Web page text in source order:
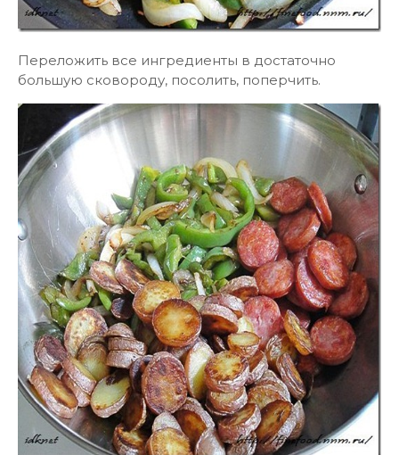
Переложить все ингредиенты в достаточно
большую сковороду, посолить, поперчить.